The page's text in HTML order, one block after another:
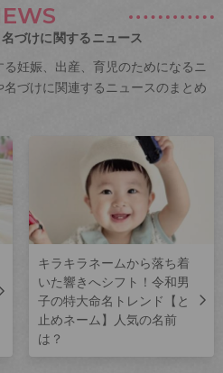
づけに関するニュース
妊娠、出産、育児のためになるニ
づけに関連するニュースのまとめ
キラキラネームから落ち着
いた響きへシフト！令和男
子の特大命名トレンド【と
止めネーム】人気の名前
は？